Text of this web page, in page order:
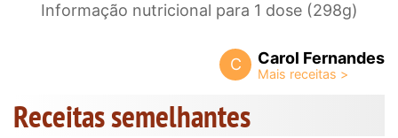
Informação nutricional para 1 dose (298g)
C Carol Fernandes
Receitas semelhantes